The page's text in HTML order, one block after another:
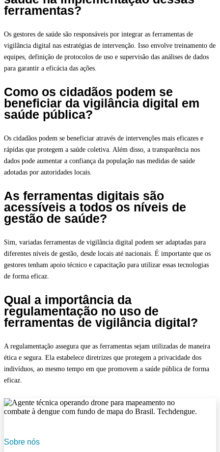
ferramentas?
Os gestores de saúde são responsáveis por integrar as ferramentas de
vigilância digital nas estratégias de intervenção. Isso envolve treinamento de
equipes, definição de protocolos de uso e supervisão das análises de dados
para garantir a eficácia das ações.
Como os cidadãos podem se
beneficiar da vigilância digital em
saúde pública?
Os cidadãos podem se beneficiar através de intervenções mais eficazes e
rápidas que protegem a saúde coletiva. Além disso, a transparência nos
dados pode aumentar a confiança da população nas medidas de saúde
adotadas por autoridades locais.
As ferramentas digitais são
acessíveis a todos os níveis de
gestão de saúde?
Sim, variadas ferramentas de vigilância digital podem ser adaptadas para
diferentes níveis de gestão, desde locais até nacionais. É importante que os
gestores tenham apoio técnico e capacitação para utilizar essas tecnologias
de forma eficaz.
Qual a importância da
regulamentação no uso de
ferramentas de vigilância digital?
A regulamentação assegura que as ferramentas sejam utilizadas de maneira
ética e segura. Ela estabelece diretrizes que protegem a privacidade dos
indivíduos, ao mesmo tempo em que promovem a saúde pública de forma
eficaz.
Sobre nós